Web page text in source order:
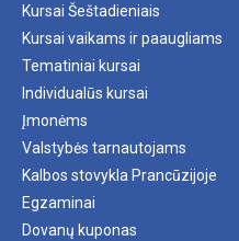
Kursai Šeštadieniais
Kursai vaikams ir paaugliams
Tematiniai kursai
Individualūs kursai
Įmonėms
Valstybės tarnautojams
Kalbos stovykla Prancūzijoje
Egzaminai
Dovanų kuponas